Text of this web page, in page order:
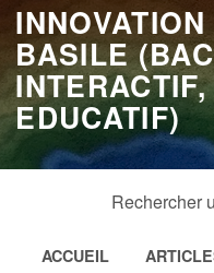
BASILE
EDUCATIF)
ACCUEIL